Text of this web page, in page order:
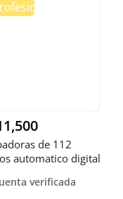
de 112
automatico digital
verificada